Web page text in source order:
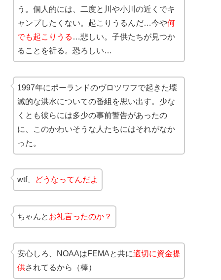
う。個人的には、二度と川や小川の近くでキ
ャンプしたくない。起こりうるんだ…今や何
でも起こりうる …悲しい。子供たちが見つか
ることを祈る。恐ろしい…
1997年にポーランドのヴロツワフで起きた壊
滅的な洪水についての番組を思い出す。少な
くとも彼らには多少の事前警告があったの
に、このかわいそうな人たちにはそれがなか
った。
wtf、 どうなってんだよ
ちゃんと お礼言ったのか？
安心しろ、NOAAはFEMAと共に適切に資金提
供されてるから（棒）